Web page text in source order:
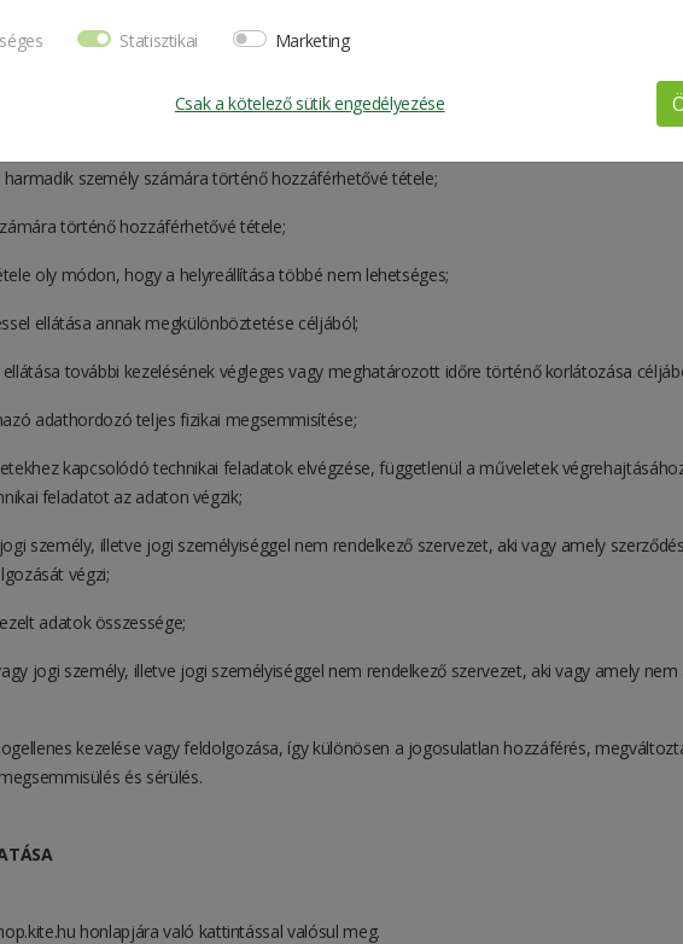
a felhasznált eszközt) vonatkozó döntéseket meghozza és végrehajtja, vagy az
az adaton végzett bármely művelet vagy a műveletek összessége, így
továbbítása, nyilvánosságra hozatala, összehangolása vagy
fénykép-, hang- vagy kép- felvétel készítése, valamint a személy azonosítására
személy számára történő hozzáférhetővé tétele;
történő hozzáférhetővé tétele;
oly módon, hogy a helyreállítása többé nem lehetséges;
ellátása annak megkülönböztetése céljából;
további kezelésének végleges vagy meghatározott időre történő korlátozása
adathordozó teljes fizikai megsemmisítése;
kapcsolódó technikai feladatok elvégzése, függetlenül a műveletek
feladatot az adaton végzik;
személy, illetve jogi személyiséggel nem rendelkező szervezet, aki vagy amely
végzi;
adatok összessége;
jogi személy, illetve jogi személyiséggel nem rendelkező szervezet, aki vagy amely
kezelése vagy feldolgozása, így különösen a jogosulatlan hozzáférés,
és sérülés.
honlapjára való kattintással valósul meg.
Statisztikai Marketing
Csak a kötelező sütik engedélyezése